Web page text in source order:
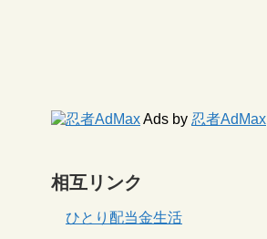
Ads by 忍者AdMax
相互リンク
ひとり配当金生活